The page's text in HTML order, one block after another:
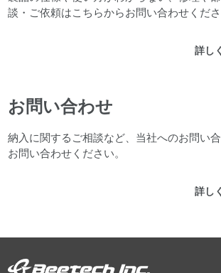
談・ご依頼はこちらからお問い合わせくださ
詳し
お問い合わせ
納入に関するご相談など、当社へのお問い
お問い合わせください。
詳し